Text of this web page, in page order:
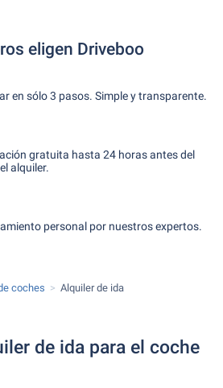
eligen Driveboo
en sólo 3 pasos. Simple y transparente.
gratuita hasta 24 horas antes del
alquiler.
personal por nuestros expertos.
coches Alquiler de ida
de ida para el coche